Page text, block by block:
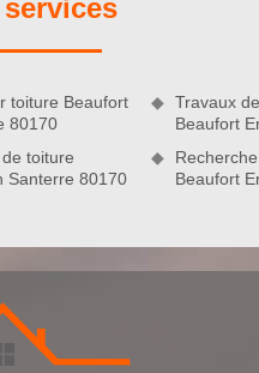
pour aborder un prix
toiture Beaufort
80170
toiture
Santerre 80170
Travaux
Beaufort
Beaufort